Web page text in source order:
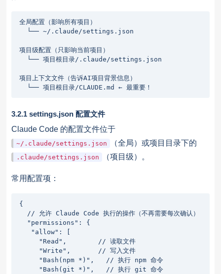
全局配置（影响所有项目）
└── ~/.claude/settings.json
项目级配置（只影响当前项目）
└── 项目根目录/.claude/settings.json
项目上下文文件（告诉AI项目背景信息）
└── 项目根目录/CLAUDE.md ← 最重要！
3.2.1 settings.json 配置文件
Claude Code 的配置文件位于
~/.claude/settings.json （全局）或项目目录下的
.claude/settings.json （项目级）。
常用配置项：
{
// 允许 Claude Code 执行的操作（不再需要每次确认）
"permissions": {
"allow": [
"Read",        // 读取文件
"Write",       // 写入文件
"Bash(npm *)",   // 执行 npm 命令
"Bash(git *)",   // 执行 git 命令